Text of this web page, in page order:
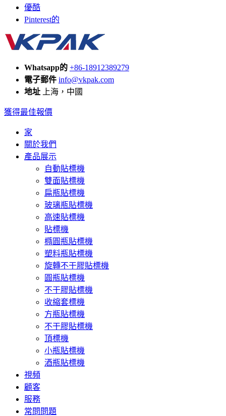
優酷
Pinterest的
Whatsapp的 +86-18912389279
電子郵件 info@vkpak.com
地址 上海，中國
獲得最佳報價
家
關於我們
產品展示
自動貼標機
雙面貼標機
扁瓶貼標機
玻璃瓶貼標機
高速貼標機
貼標機
橢圓瓶貼標機
塑料瓶貼標機
旋轉不干膠貼標機
圓瓶貼標機
不干膠貼標機
收縮套標機
方瓶貼標機
不干膠貼標機
頂標機
小瓶貼標機
酒瓶貼標機
視頻
顧客
服務
常問問題